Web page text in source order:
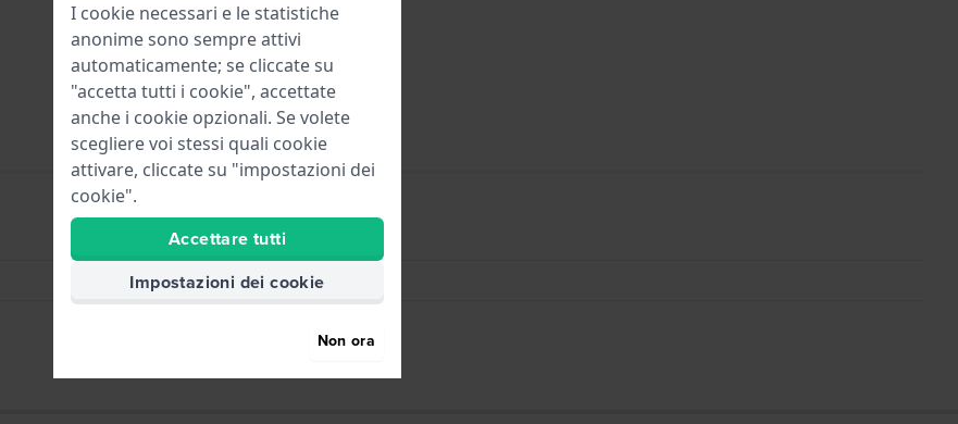
Fibbia a farfalla
Argento
I cookie necessari e le statistiche
anonime sono sempre attivi
automaticamente; se cliccate su
"accetta tutti i cookie", accettate
anche i cookie opzionali. Se volete
scegliere voi stessi quali cookie
attivare, cliccate su "impostazioni dei
cookie".
Accettare tutti
Impostazioni dei cookie
Non ora